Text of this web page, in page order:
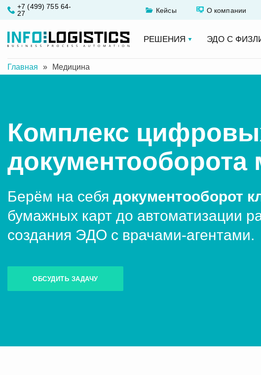
+7 (499) 755 64-
27
Кейсы О компании
РЕШЕНИЯ ЭДО С
Главная » Медицина
Комплекс
документооборота
Берём на себя документооборот
бумажных карт до автоматизации
создания ЭДО с врачами-агентами.
ОБСУДИТЬ ЗАДАЧУ